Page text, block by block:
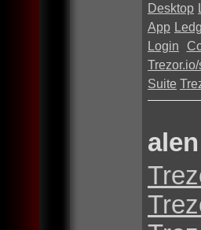
Desktop
App
Login
Suite
alen